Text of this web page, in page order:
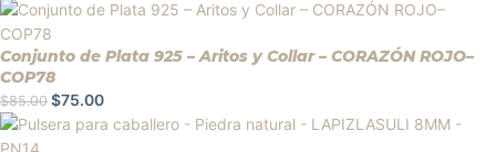
Conjunto de Plata 925 – Aritos y Collar – CORAZÓN ROJO–
COP78
$85.00 $75.00